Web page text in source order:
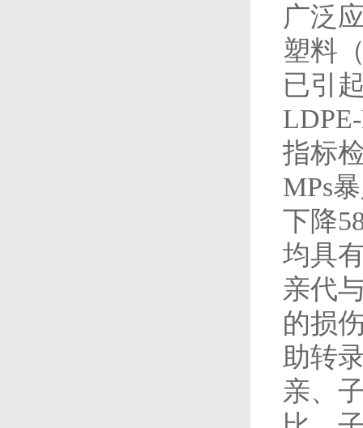
广泛
塑料
已引
指标
MPs
下降
均具
亲代
的损
助转
亲、